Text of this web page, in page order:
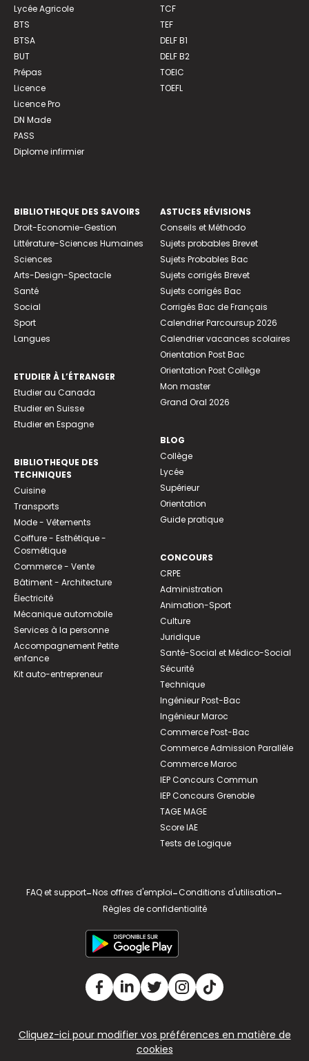
Lycée Agricole
BTS
BTSA
BUT
Prépas
Licence
Licence Pro
DN Made
PASS
Diplome infirmier
TCF
TEF
DELF B1
DELF B2
TOEIC
TOEFL
BIBLIOTHEQUE DES SAVOIRS
Droit-Economie-Gestion
Littérature-Sciences Humaines
Sciences
Arts-Design-Spectacle
Santé
Social
Sport
Langues
ETUDIER À L’ÉTRANGER
Etudier au Canada
Etudier en Suisse
Etudier en Espagne
BIBLIOTHEQUE DES
TECHNIQUES
Cuisine
Transports
Mode - Vêtements
Coiffure - Esthétique -
Cosmétique
Commerce - Vente
Bâtiment - Architecture
Électricité
Mécanique automobile
Services à la personne
Accompagnement Petite
enfance
Kit auto-entrepreneur
ASTUCES RÉVISIONS
Conseils et Méthodo
Sujets probables Brevet
Sujets Probables Bac
Sujets corrigés Brevet
Sujets corrigés Bac
Corrigés Bac de Français
Calendrier Parcoursup 2026
Calendrier vacances scolaires
Orientation Post Bac
Orientation Post Collège
Mon master
Grand Oral 2026
BLOG
Collège
Lycée
Supérieur
Orientation
Guide pratique
CONCOURS
CRPE
Administration
Animation-Sport
Culture
Juridique
Santé-Social et Médico-Social
Sécurité
Technique
Ingénieur Post-Bac
Ingénieur Maroc
Commerce Post-Bac
Commerce Admission Parallèle
Commerce Maroc
IEP Concours Commun
IEP Concours Grenoble
TAGE MAGE
Score IAE
Tests de Logique
FAQ et support-Nos offres d'emploi-Conditions d'utilisation-
Règles de confidentialité
Cliquez-ici pour modifier vos préférences en matière de
cookies